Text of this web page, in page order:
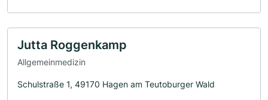
Jutta Roggenkamp
Allgemeinmedizin
Schulstraße 1, 49170 Hagen am Teutoburger Wald